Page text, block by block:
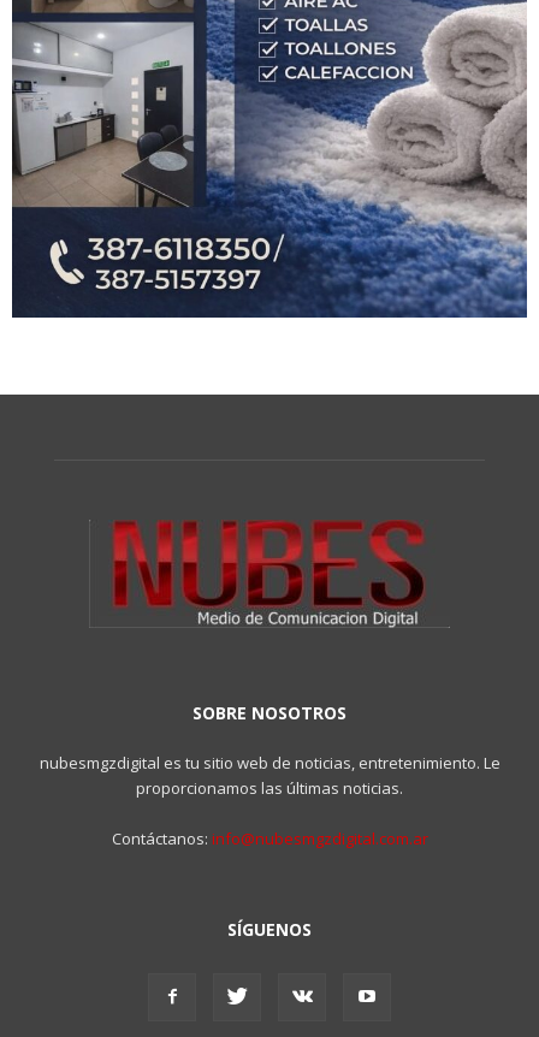
SOBRE NOSOTROS
nubesmgzdigital es tu sitio web de noticias, entretenimiento. Le
proporcionamos las últimas noticias.
Contáctanos: info@nubesmgzdigital.com.ar
SÍGUENOS